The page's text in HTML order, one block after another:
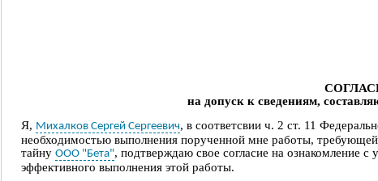
на допуск к сведениям,
Я, Михалков Сергей Сергеевич, в соответсвии ч. 2 ст. 11
необходимостью выполнения порученной мне работы,
тайну ООО "Бета", подтверждаю свое согласие на ознакомление с
эффективного выполнения этой работы.